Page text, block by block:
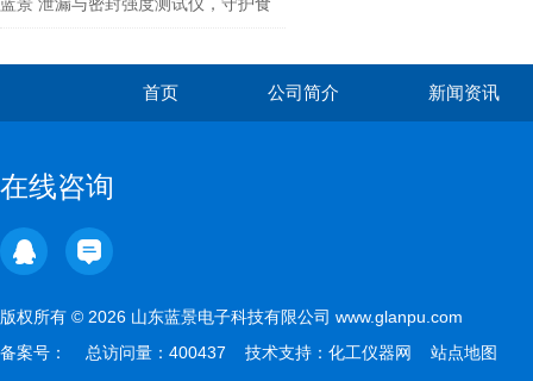
首页 公司简介 新闻资讯
在线咨询
版权所有 © 2026 山东蓝景电子科技有限公司 www.glanpu.com
备案号：
总访问量：400437 技术支持： 化工仪器网 站点地图